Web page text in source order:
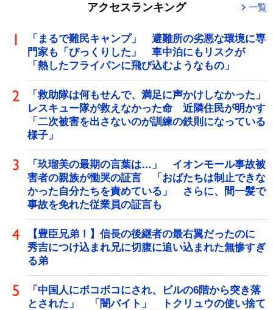
アクセスランキング 一覧
「まるで難民キャンプ」 避難所の劣悪な環境に専
門家も「びっくりした」 車中泊にもリスクが
「熱したフライパンに飛び込むようなもの」
「救助隊は何もせんで、満足に声かけしなかった」
レスキュー隊が救えなかった命 近隣住民が明かす
「二次被害を出さないのが訓練の鉄則になっている
様子」
「玖瑠美の最期の言葉は…」 イオンモール事故被
害者の親族が慟哭の証言 「おばたちは制止できな
かった自分たちを責めている」 さらに、間一髪で
事故を免れた従業員の証言も
【豊臣兄弟！】信長の後継者の最右翼だったのに
秀吉につけ込まれ兄に切腹に追い込まれた無惨すぎ
る弟
「中国人にボコボコにされ、ビルの6階から突き落
とされた」 「闇バイト」 トクリュウの使い捨て